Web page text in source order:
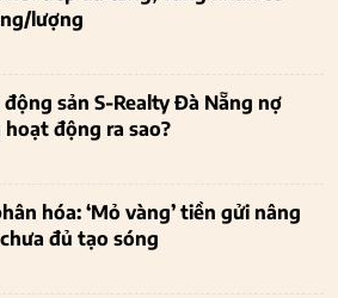
lượng
sản S-Realty Đà Nẵng nợ
động ra sao?
hóa: ‘Mỏ vàng’ tiền gửi nâng
đủ tạo sóng